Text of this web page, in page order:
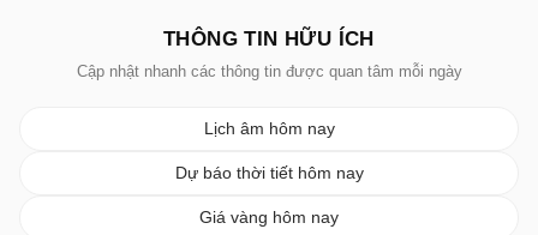
THÔNG TIN HỮU ÍCH
Cập nhật nhanh các thông tin được quan tâm mỗi ngày
Lịch âm hôm nay
Dự báo thời tiết hôm nay
Giá vàng hôm nay